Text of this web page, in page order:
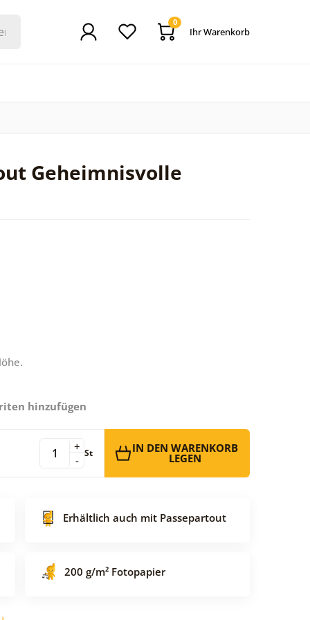
0
Ihr Warenkorb
Geheimnisvolle
hinzufügen
-
+ St IN DEN WARENKORB
LEGEN
Erhältlich auch mit Passepartout
200 g/m² Fotopapier